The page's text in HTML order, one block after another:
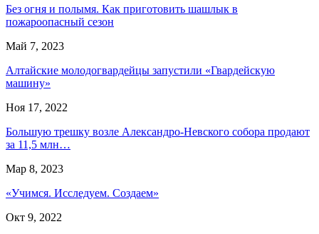
Без огня и полымя. Как приготовить шашлык в
пожароопасный сезон
Май 7, 2023
Алтайские молодогвардейцы запустили «Гвардейскую
машину»
Ноя 17, 2022
Большую трешку возле Александро-Невского собора продают
за 11,5 млн…
Мар 8, 2023
«Учимся. Исследуем. Создаем»
Окт 9, 2022